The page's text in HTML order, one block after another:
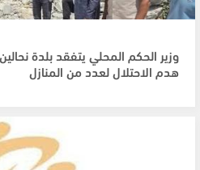
وزير الحكم المحلي يتفقد بلدة
هدم الاحتلال لعدد من المنازل